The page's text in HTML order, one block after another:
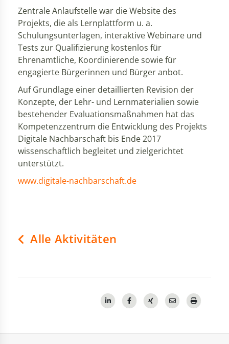
Zentrale Anlaufstelle war die Website des
Projekts, die als Lernplattform u. a.
Schulungsunterlagen, interaktive Webinare und
Tests zur Qualifizierung kostenlos für
Ehrenamtliche, Koordinierende sowie für
engagierte Bürgerinnen und Bürger anbot.
Auf Grundlage einer detaillierten Revision der
Konzepte, der Lehr- und Lernmaterialien sowie
bestehender Evaluationsmaßnahmen hat das
Kompetenzzentrum die Entwicklung des Projekts
Digitale Nachbarschaft bis Ende 2017
wissenschaftlich begleitet und zielgerichtet
unterstützt.
www.digitale-nachbarschaft.de
Alle Aktivitäten